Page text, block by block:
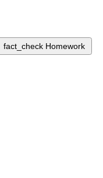
fact_check Homework